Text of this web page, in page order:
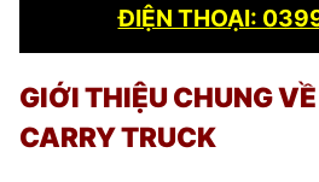
ĐIỆN THOẠI:
GIỚI THIỆU CHUNG
CARRY TRUCK